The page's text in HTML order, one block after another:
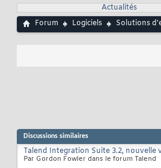
Actualités
Forum
Logiciels Solutions
Discussions similaires
Talend Integration Suite 3.2,
Par Gordon Fowler dans le forum Talend